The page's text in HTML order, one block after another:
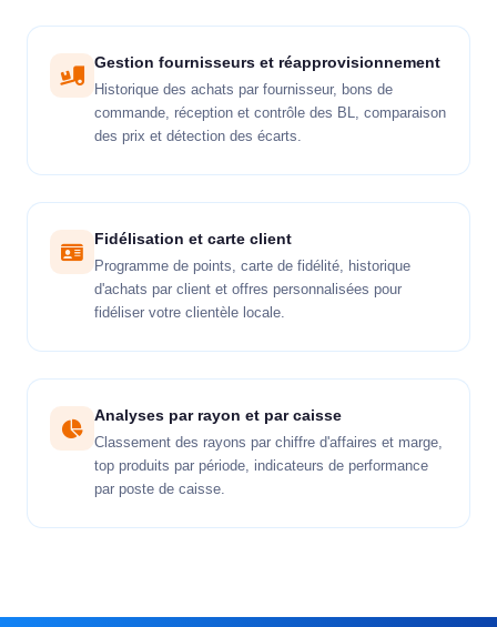
Gestion fournisseurs et réapprovisionnement
Historique des achats par fournisseur, bons de
commande, réception et contrôle des BL, comparaison
des prix et détection des écarts.
Fidélisation et carte client
Programme de points, carte de fidélité, historique
d'achats par client et offres personnalisées pour
fidéliser votre clientèle locale.
Analyses par rayon et par caisse
Classement des rayons par chiffre d'affaires et marge,
top produits par période, indicateurs de performance
par poste de caisse.